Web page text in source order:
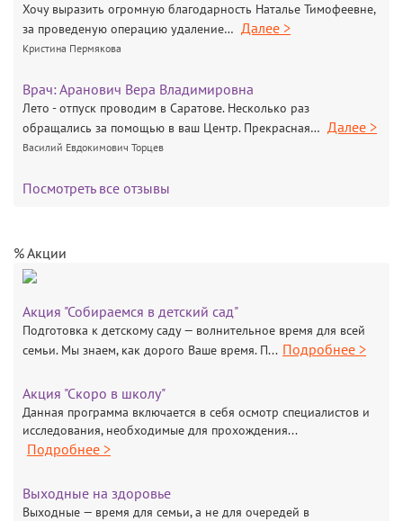
Хочу выразить огромную благодарность Наталье Тимофеевне,
за проведеную операцию удаление… Далее >
Кристина Пермякова
Врач:Аранович Вера Владимировна
Лето - отпуск проводим в Саратове. Несколько раз
обращались за помощью в ваш Центр. Прекрасная… Далее >
Василий Евдокимович Торцев
Посмотреть все отзывы
% Акции
Акция "Собираемся в детский сад"
Подготовка к детскому саду — волнительное время для всей
семьи. Мы знаем, как дорого Ваше время. П... Подробнее >
Акция "Скоро в школу"
Данная программа включается в себя осмотр специалистов и
исследования, необходимые для прохождения...
Подробнее >
Выходные на здоровье
Выходные — время для семьи, а не для очередей в